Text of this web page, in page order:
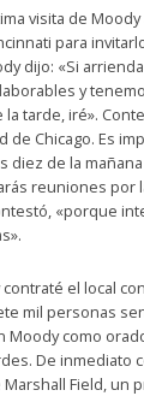
visita de
para
dijo: «Si
y
la tarde, iré».
de Chicago. Es
diez de la
reuniones por
«porque
el local
mil personas
Moody como
De inmediato
Marshall Field, un